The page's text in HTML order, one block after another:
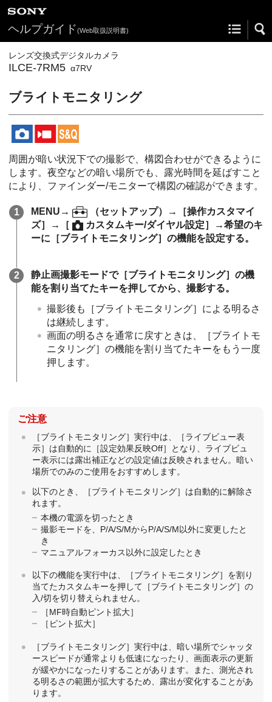
ヘルプガイド(Web取扱説明書)
レンズ交換式デジタルカメラ
ILCE-7RM5 α7RV
ブライトモニタリング
周囲が暗い状況下での撮影で、構図合わせができるように
します。夜空などの暗い場所でも、露光時間を延ばすこと
により、ファインダー/モニターで構図の確認ができます。
MENU → （セットアップ）→
［操作カスタマイ
ズ］
→ ［ カスタムキー/ダイヤル設定］
→希望のキ
ーに ［ブライトモニタリング］ の機能を設定する。
静止画撮影モードで［ブライトモニタリング］ の機
能を割り当てたキーを押してから、撮影する。
撮影後も
［ブライトモニタリング］ による明るさ
は継続します。
画面の明るさを通常に戻すときは、
［ブライトモ
ニタリング］ の機能を割り当てたキーをもう一度
押します。
ご注意
［ブライトモニタリング］ 実行中は、
［ライブビュー表
示］ は自動的に ［設定効果反映Off］
となり、ライブビュ
ー表示には露出補正などの設定値は反映されません。暗い
場所でのみのご使用をおすすめします。
以下のとき、 ［ブライトモニタリング］ は自動的に解除さ
れます。
本機の電源を切ったとき
撮影モードを、P/A/S/MからP/A/S/M以外に変更したと
き
マニュアルフォーカス以外に設定したとき
以下の機能を実行中は、 ［ブライトモニタリング］ を割り
当てたカスタムキーを押して ［ブライトモニタリング］ の
入/切を切り替えられません。
［MF時自動ピント拡大］
［ピント拡大］
［ブライトモニタリング］ 実行中は、暗い場所でシャッタ
ースピードが通常よりも低速になったり、画面表示の更新
が緩やかになったりすることがあります。また、測光され
る明るさの範囲が拡大するため、露出が変化することがあ
ります。